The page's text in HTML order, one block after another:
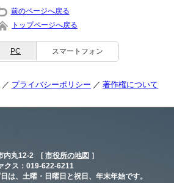
前のページへ戻る
トップページへ戻る
PC スマートフォン
プライバシーポリシー 著作権について
内丸12-2 [ 市役所の地図 ］
ス：019-622-6211
は、土曜・日曜日と祝日、年末年始です。